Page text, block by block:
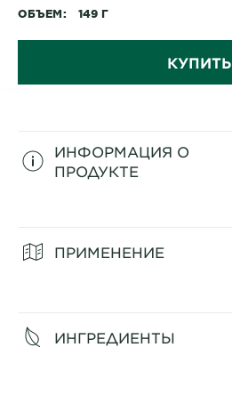
ОБЪЕМ 149 Г
КУПИТЬ
ИНФОРМАЦИЯ О
ПРОДУКТЕ
ПРИМЕНЕНИЕ
ИНГРЕДИЕНТЫ